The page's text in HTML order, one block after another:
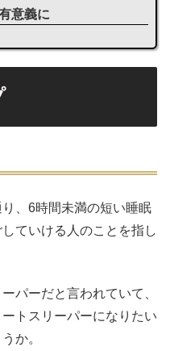
意義に
、6時間未満の短い睡眠
ていける人のことを指し
パーだと言われていて、
トスリーパーになりたい
か。